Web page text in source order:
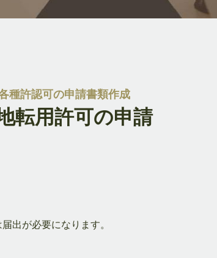
種許認可の申請書類作成
転用許可の申請
出が必要になります。